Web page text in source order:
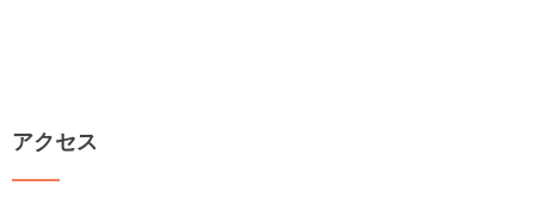
アクセス